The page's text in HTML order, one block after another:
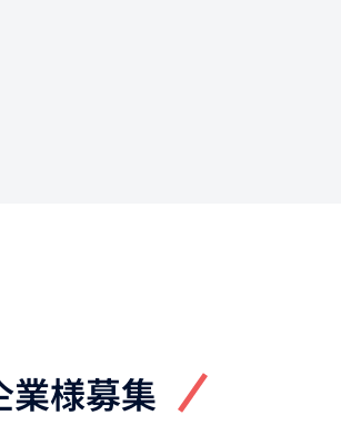
業様募集